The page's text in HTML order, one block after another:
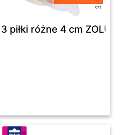
szt
piłki różne 4 cm ZOLUX